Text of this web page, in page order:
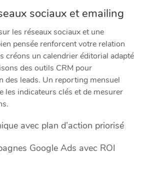
sociaux et emailing
les réseaux sociaux et une
pensée renforcent votre relation
créons un calendrier éditorial adapté
des outils CRM pour
des leads. Un reporting mensuel
les indicateurs clés et de mesurer
avec plan d’action priorisé
Google Ads avec ROI